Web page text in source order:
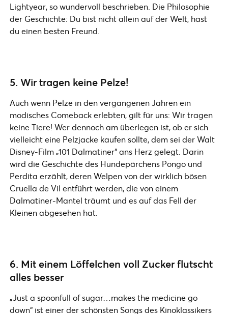
Lightyear, so wundervoll beschrieben. Die Philosophie
der Geschichte: Du bist nicht allein auf der Welt, hast
du einen besten Freund.
5. Wir tragen keine Pelze!
Auch wenn Pelze in den vergangenen Jahren ein
modisches Comeback erlebten, gilt für uns: Wir tragen
keine Tiere! Wer dennoch am überlegen ist, ob er sich
vielleicht eine Pelzjacke kaufen sollte, dem sei der Walt
Disney-Film „101 Dalmatiner“ ans Herz gelegt. Darin
wird die Geschichte des Hundepärchens Pongo und
Perdita erzählt, deren Welpen von der wirklich bösen
Cruella de Vil entführt werden, die von einem
Dalmatiner-Mantel träumt und es auf das Fell der
Kleinen abgesehen hat.
6. Mit einem Löffelchen voll Zucker flutscht
alles besser
„Just a spoonfull of sugar…makes the medicine go
down“ ist einer der schönsten Songs des Kinoklassikers